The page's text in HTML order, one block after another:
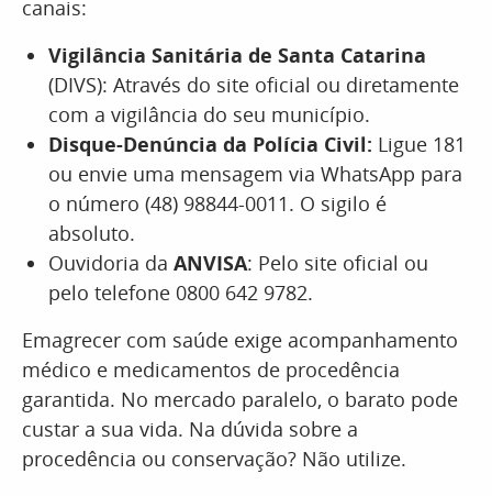
canais:
Vigilância Sanitária de Santa Catarina
(DIVS): Através do site oficial ou diretamente
com a vigilância do seu município.
Disque-Denúncia da Polícia Civil: Ligue 181
ou envie uma mensagem via WhatsApp para
o número (48) 98844-0011. O sigilo é
absoluto.
Ouvidoria da ANVISA: Pelo site oficial ou
pelo telefone 0800 642 9782.
Emagrecer com saúde exige acompanhamento
médico e medicamentos de procedência
garantida. No mercado paralelo, o barato pode
custar a sua vida. Na dúvida sobre a
procedência ou conservação? Não utilize.